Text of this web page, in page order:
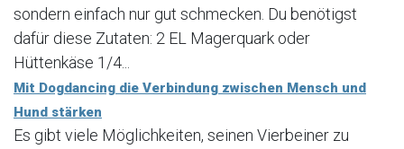
sondern einfach nur gut schmecken. Du benötigst
dafür diese Zutaten: 2 EL Magerquark oder
Hüttenkäse 1/4...
Mit Dogdancing die Verbindung zwischen Mensch und
Hund stärken
Es gibt viele Möglichkeiten, seinen Vierbeiner zu